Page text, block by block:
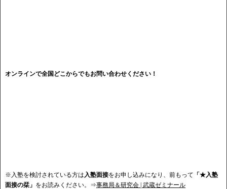
オンラインで全国どこからでもお問い合わせください！
※入塾を検討されている方は入塾面接をお申し込みになり、前もって 「★入塾
面接の栞」 をお読みください。⇒事務局＆研究会 | 武蔵ゼミナール